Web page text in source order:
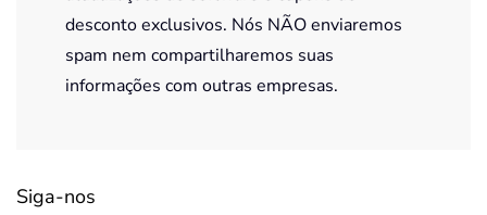
desconto exclusivos. Nós NÃO enviaremos
spam nem compartilharemos suas
informações com outras empresas.
Siga-nos